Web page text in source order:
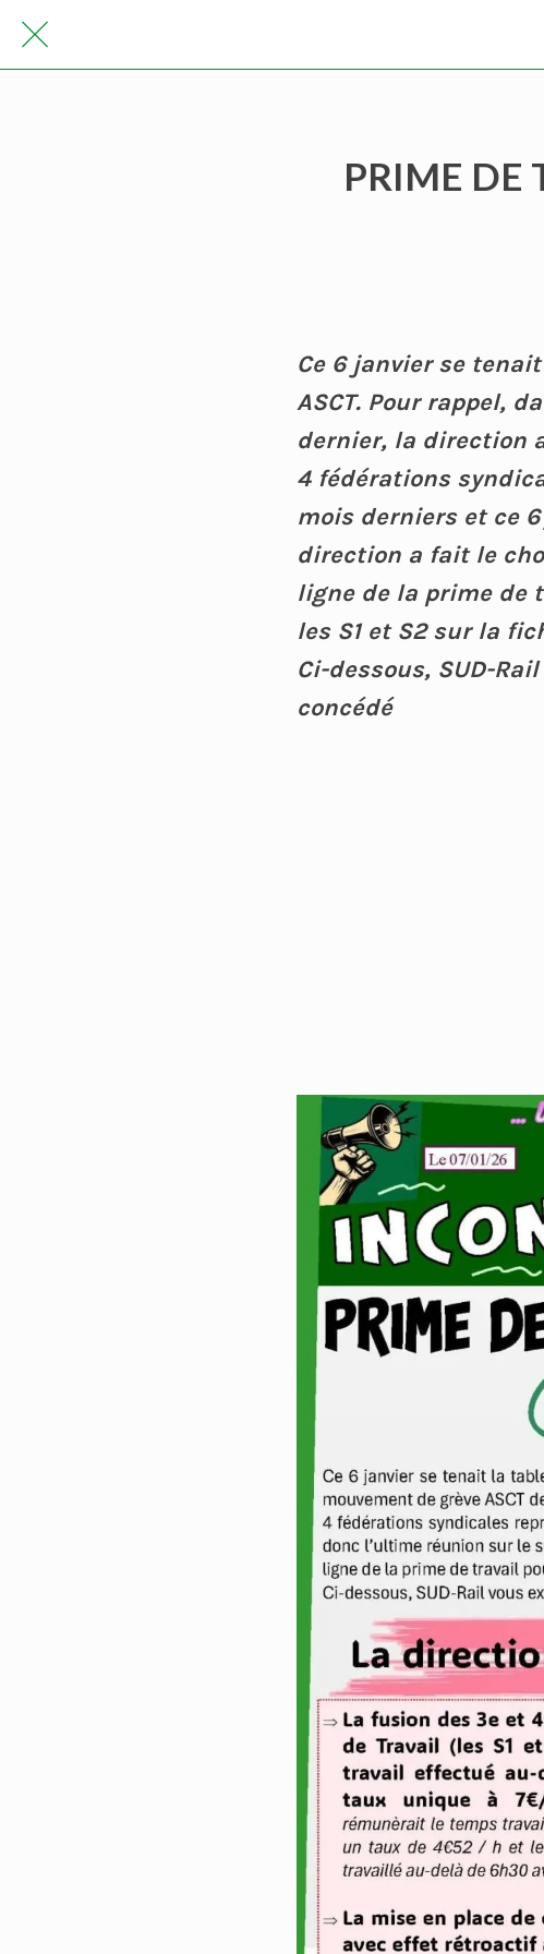
PRIME DE
Ce 6 janvier se
ASCT. Pour rappel,
dernier, la direction
4 fédérations
mois derniers et ce
direction a fait le
ligne de la prime de
les S1 et S2 sur la
Ci-dessous, SUD-
concédé